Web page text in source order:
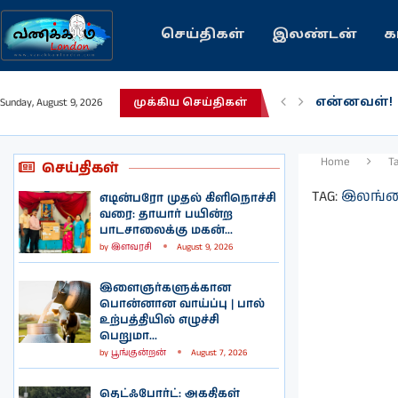
செய்திகள் இலண்டன்
Sunday, August 9, 2026 முக்கிய செய்திகள்
என்னவள்!
செய்திகள்
எடின்பரோ முதல் கிளிநொச்சி
வரை: தாயார் பயின்ற
பாடசாலைக்கு மகன்...
by இளவரசி August 9, 2026
இளைஞர்களுக்கான
பொன்னான வாய்ப்பு | பால்
உற்பத்தியில் எழுச்சி
பெறுமா...
by பூங்குன்றன் August 7, 2026
தெட்ஃபோர்ட்: அகதிகள்
Home
TAG: